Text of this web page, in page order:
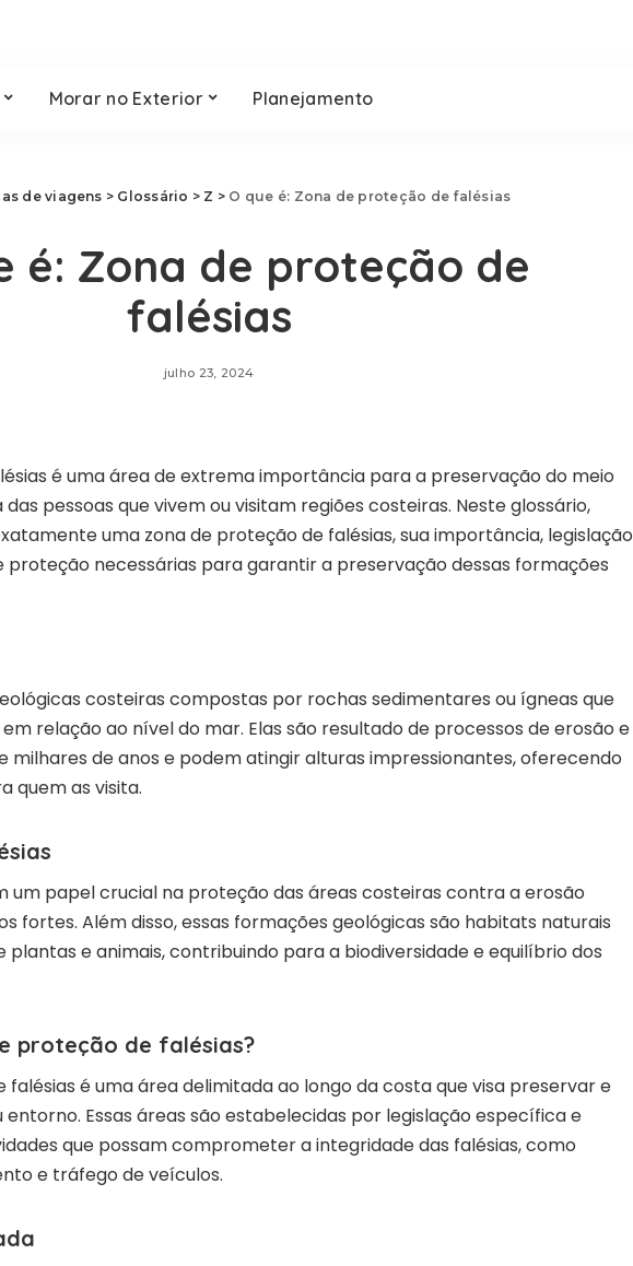
Morar no Exterior Planejamento
de viagens > Glossário > Z > O que é: Zona de proteção de falésias
é: Zona de proteção de
falésias
julho 23, 2024
é uma área de extrema importância para a preservação do meio
pessoas que vivem ou visitam regiões costeiras. Neste glossário,
uma zona de proteção de falésias, sua importância, legislação
proteção necessárias para garantir a preservação dessas formações
costeiras compostas por rochas sedimentares ou ígneas que
relação ao nível do mar. Elas são resultado de processos de erosão e
milhares de anos e podem atingir alturas impressionantes, oferecendo
quem as visita.
um papel crucial na proteção das áreas costeiras contra a erosão
fortes. Além disso, essas formações geológicas são habitats naturais
plantas e animais, contribuindo para a biodiversidade e equilíbrio dos
proteção de falésias?
falésias é uma área delimitada ao longo da costa que visa preservar e
Essas áreas são estabelecidas por legislação específica e
que possam comprometer a integridade das falésias, como
e tráfego de veículos.